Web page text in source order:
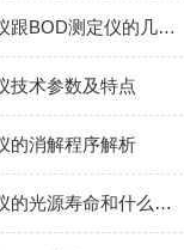
台式COD测定仪跟BOD测定仪的几个对比
技术参数及特点
的消解程序解析
水质COD测定仪的光源寿命和什么因素相关？